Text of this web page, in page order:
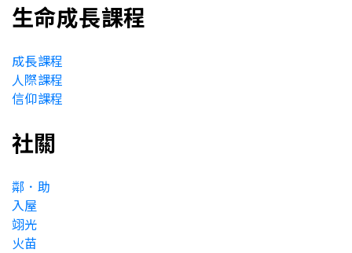
生命成長課程
成長課程
人際課程
信仰課程
社關
鄰．助
入屋
翊光
火苗